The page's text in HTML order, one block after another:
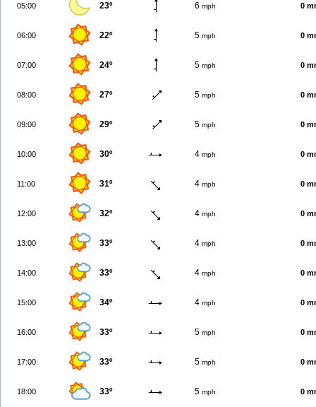
05:00 23º 6 mph 0
06:00 22º 5 mph 0
07:00 24º 5 mph 0
08:00 27º 5 mph 0
09:00 29º 5 mph 0
10:00 30º 4 mph 0
11:00 31º 4 mph 0
12:00 32º 4 mph 0
13:00 33º 4 mph 0
14:00 33º 4 mph 0
15:00 34º 4 mph 0
16:00 33º 5 mph 0
17:00 33º 5 mph 0
18:00 33º 5 mph 0